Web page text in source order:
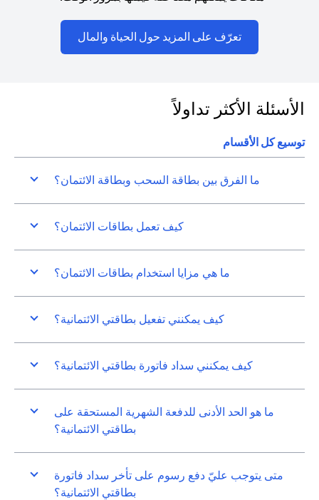
تعرّف على المزيد حول الحياة والمال
الأسئلة الأكثر تداولاً
توسيع كل الأقسام
ما الفرق بين بطاقة السحب وبطاقة الائتمان؟
كيف تعمل بطاقات الائتمان؟
ما هي مزايا استخدام بطاقات الائتمان؟
كيف يمكنني تفعيل بطاقتي الائتمانية؟
كيف يمكنني سداد فاتورة بطاقتي الائتمانية؟
ما هو الحد الأدنى للدفعة الشهرية المستحقة على
بطاقتي الائتمانية؟
متى يتوجب عليّ دفع رسوم على تأخر سداد فاتورة
بطاقتي الائتمانية؟